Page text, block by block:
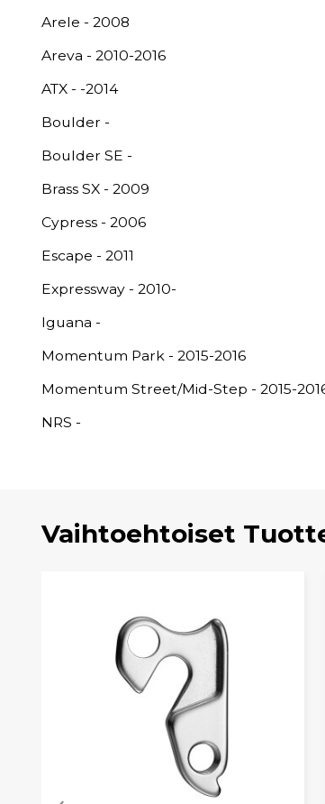
Arele - 2008
Areva - 2010-2016
ATX - -2014
Boulder -
Boulder SE -
Brass SX - 2009
Cypress - 2006
Escape - 2011
Expressway - 2010-
Iguana -
Momentum Park - 2015-2016
Momentum Street/Mid-Step - 2015-
NRS -
Vaihtoehtoiset